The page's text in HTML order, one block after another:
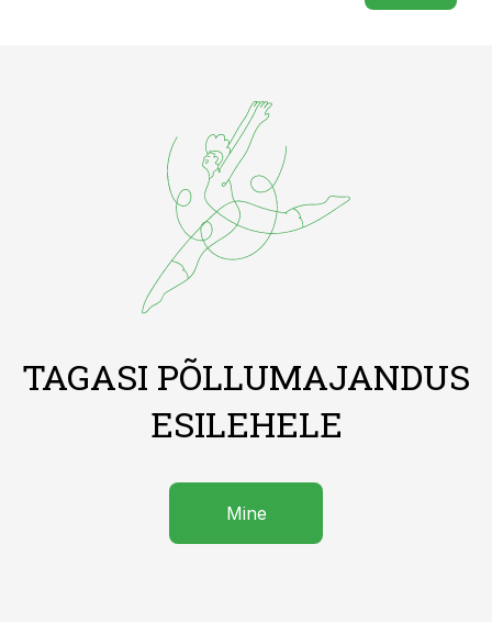
TAGASI PÕLLUMAJANDUS
ESILEHELE
Mine